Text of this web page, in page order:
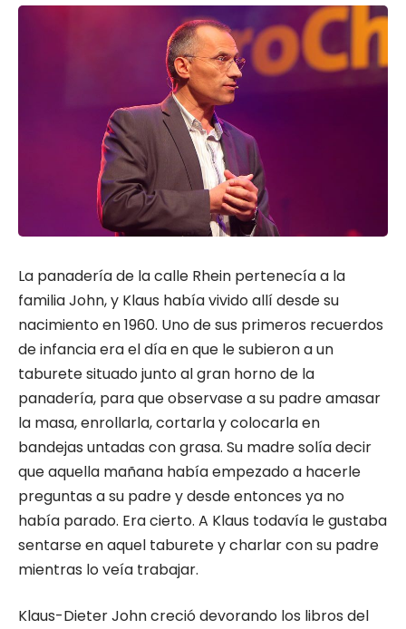
La panadería de la calle Rhein pertenecía a la
familia John, y Klaus había vivido allí desde su
nacimiento en 1960. Uno de sus primeros recuerdos
de infancia era el día en que le subieron a un
taburete situado junto al gran horno de la
panadería, para que observase a su padre amasar
la masa, enrollarla, cortarla y colocarla en
bandejas untadas con grasa. Su madre solía decir
que aquella mañana había empezado a hacerle
preguntas a su padre y desde entonces ya no
había parado. Era cierto. A Klaus todavía le gustaba
sentarse en aquel taburete y charlar con su padre
mientras lo veía trabajar.
Klaus-Dieter John creció devorando los libros del